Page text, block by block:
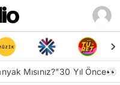
Mısınız?"30 Yıl Önce👀